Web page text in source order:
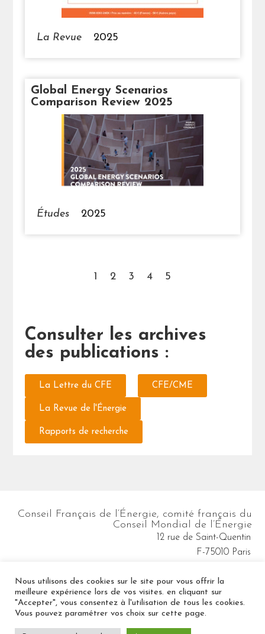
La Revue 2025
Global Energy Scenarios
Comparison Review 2025
Études 2025
1 2 3 4 5
Consulter les archives
des publications :
La Lettre du CFE CFE/CME
La Revue de l'Énergie
Rapports de recherche
Conseil Français de l’Énergie, comité français du
Conseil Mondial de l’Énergie
12 rue de Saint-Quentin
F-75010 Paris
cfe@wec-france.org
Mentions légales Politique de confidentialité
Nous utilisons des cookies sur le site pour vous offrir la
meilleure expérience lors de vos visites. en cliquant sur
"Accepter", vous consentez à l'utilisation de tous les cookies.
Vous pouvez paramétrer vos choix sur cette page.